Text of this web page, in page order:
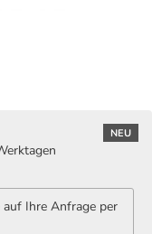
NEU
Ihre Anfrage per